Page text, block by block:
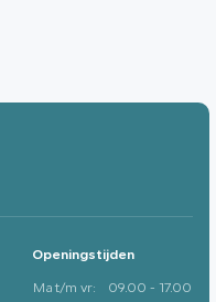
Contact
Openingstijden
Ma t/m vr:
09.00 - 17.00